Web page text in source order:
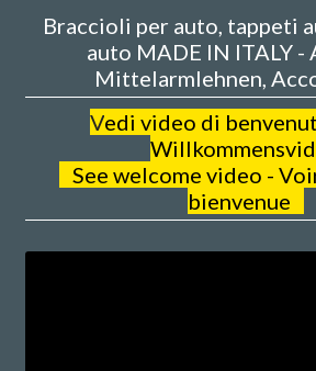
Braccioli per auto, tappeti
auto MADE IN ITALY -
Mittelarmlehnen,
Vedi video di
See welcome video -
bienvenue